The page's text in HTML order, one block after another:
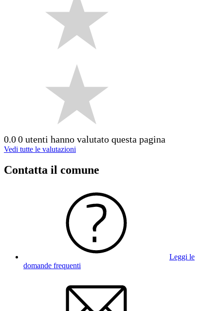
0.00 utenti hanno valutato questa pagina
Vedi tutte le valutazioni
Contatta il comune
Leggi le
domande frequenti